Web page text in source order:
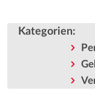
Kategorien: